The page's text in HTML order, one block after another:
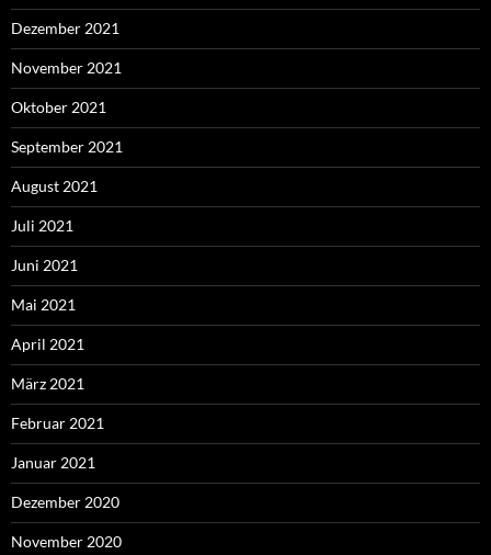
Dezember 2021
November 2021
Oktober 2021
September 2021
August 2021
Juli 2021
Juni 2021
Mai 2021
April 2021
März 2021
Februar 2021
Januar 2021
Dezember 2020
November 2020